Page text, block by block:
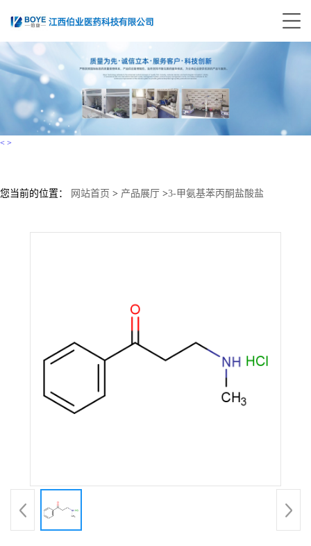
< >
您当前的位置： 网站首页 > 产品展厅 >3-甲氨基苯丙酮盐酸盐